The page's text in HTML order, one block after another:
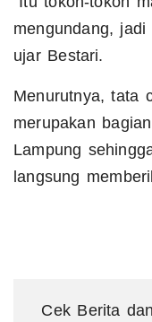
mengundang,
ujar Bestari.
Menurutnya, tata
merupakan
Lampung
langsung
Cek Berita